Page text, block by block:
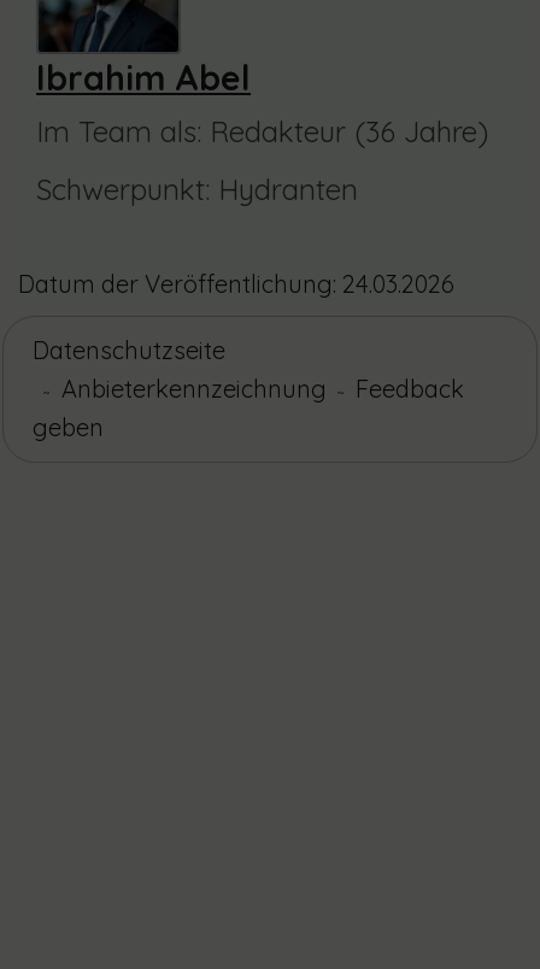
Ibrahim Abel
Im Team als: Redakteur (36 Jahre)
Schwerpunkt: Hydranten
Datum der Veröffentlichung: 24.03.2026
Datenschutzseite
~ Anbieterkennzeichnung ~
Feedback
geben